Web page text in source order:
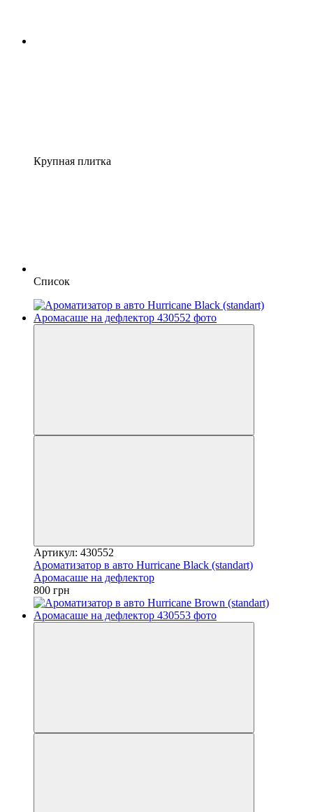
Крупная плитка
Список
Артикул: 430552
Ароматизатор в авто Hurricane Black (standart)
Аромасаше на дефлектор
800 грн